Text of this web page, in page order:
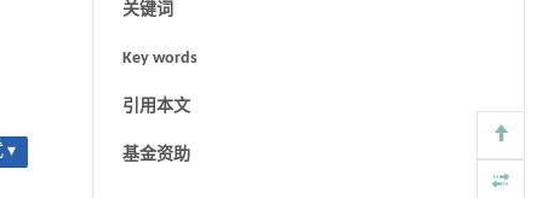
▾
关键词
Key words
引用本文
基金资助